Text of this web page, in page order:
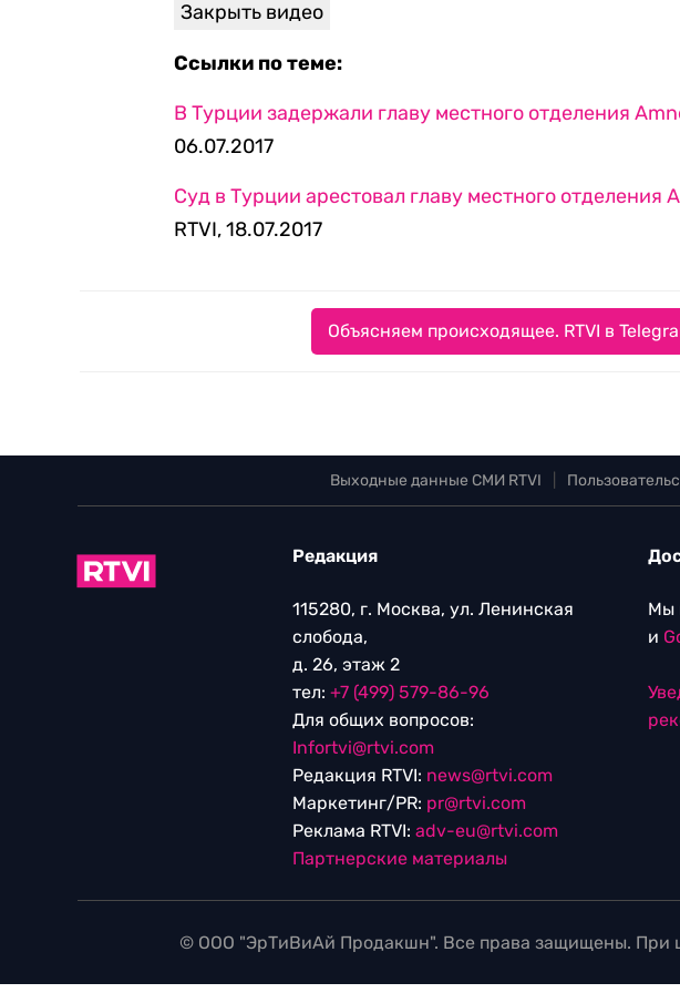
Закрыть видео
Ссылки по теме:
В Турции задержали главу местного отделения
06.07.2017
Суд в Турции арестовал главу местного отделения
RTVI, 18.07.2017
Объясняем происходящее. RTVI в
Выходные данные СМИ RTVI
Редакция
115280, г. Москва, ул. Ленинская
слобода,
д. 26, этаж 2
тел: +7 (499) 579-86-96
Для общих вопросов:
Infortvi@rtvi.com
Редакция RTVI: news@rtvi.com
Маркетинг/PR: pr@rtvi.com
Реклама RTVI: adv-eu@rtvi.com
Партнерские материалы
Мы
и
© ООО "ЭрТиВиАй Продакшн". Все права защищены. При